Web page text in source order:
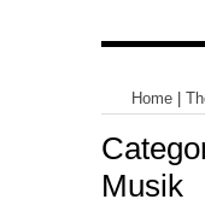
Home
Musik